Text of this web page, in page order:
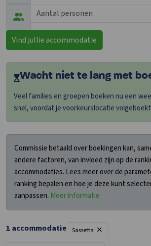
Vind jullie accommodatie
Wacht niet te lang met
Veel families en groepen boeken nu een
snel, voordat je voorkeurslocatie
Commissie betaald over boekingen kan,
andere factoren, van invloed zijn op de
accommodaties. Lees meer over de
ranking bepalen en hoe je deze kunt
aanpassen. Meer informatie
1 accommodatie Sassetta ×